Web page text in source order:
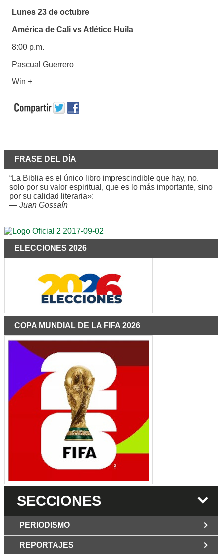
Lunes 23 de octubre
América de Cali vs Atlético Huila
8:00 p.m.
Pascual Guerrero
Win +
FRASE DEL DÍA
“La Biblia es el único libro imprescindible que hay, no.
solo por su valor espiritual, que es lo más importante, sino
por su calidad literaria»:
— Juan Gossaín
ELECCIONES 2026
COPA MUNDIAL DE LA FIFA 2026
SECCIONES
PERIODISMO
REPORTAJES